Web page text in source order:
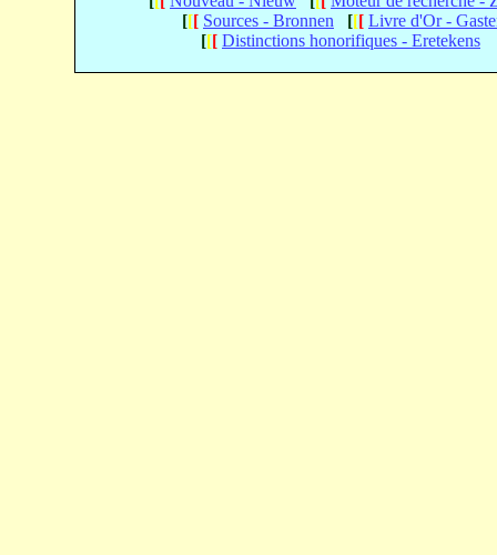
[[[ Sources - Bronnen [[[ Livre d'Or -
[[[ Distinctions honorifiques - Eretekens